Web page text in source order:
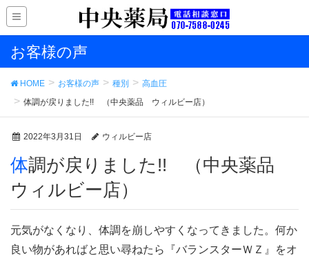
お客様の声
HOME お客様の声 種別
高血圧
体調が戻りました!! （中央薬品 ウィルビー店）
2022年3月31日 ウィルビー店
体調が戻りました!! （中央薬品
ウィルビー店）
元気がなくなり、体調を崩しやすくなってきました。何か
良い物があればと思い尋ねたら『バランスターＷＺ』をオ